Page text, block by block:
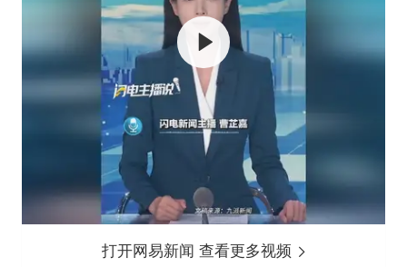
打开网易新闻 查看更多视频